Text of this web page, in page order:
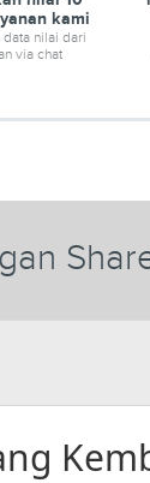
kami
data nilai dari
via chat